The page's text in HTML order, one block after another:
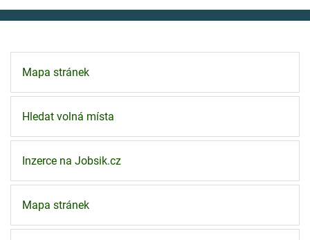
Mapa stránek
Hledat volná místa
Inzerce na Jobsik.cz
Mapa stránek